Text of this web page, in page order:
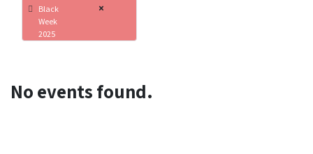
Black
Week
2025
×
No events found.